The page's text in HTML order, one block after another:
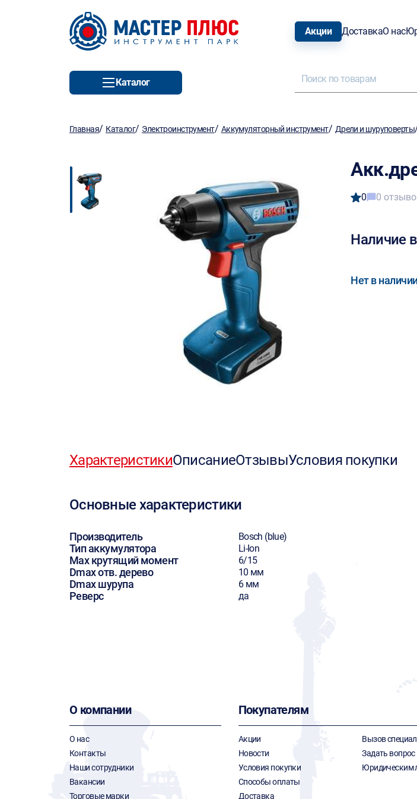
Акции ДоставкаО нас
Каталог
Главная/ Каталог/ Электроинструмент/ Аккумуляторный инструмент/ Дрели и шуруповерты
0 0
Наличие
Нет в
ХарактеристикиОписаниеОтзывыУсловия покупки
Основные характеристики
Производитель Bosch (blue)
Тип аккумулятора Li-Ion
Max крутящий момент 6/15
Dmax отв. дерево 10 мм
Dmax шурупа 6 мм
Реверс да
О компании
О нас
Контакты
Наши сотрудники
Вакансии
Торговые марки
Покупателям
Акции
Новости
Условия покупки
Способы оплаты
Доставка
Вызов
Задать вопрос
Юридическим